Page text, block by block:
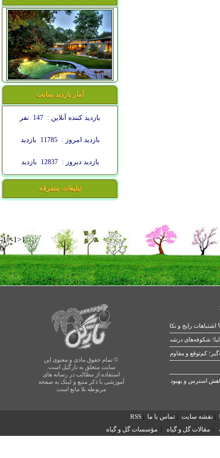
آمار بازدید سایت
بازدید کننده آنلاین : 147 نفر
بازدید امروز : 11785 بازدید
بازدید دیروز : 12837 بازدید
تبلیغات متفرقه
-1>-1>1
0
© تمام حقوق مادی و معنوی این
سایت متعلق به نارگیل است.
استفاده از مطالب در رسانه های
آموزشی با ذکر منبع و لینک به صفحه
مربوطه بلا مانع است
رایج و نکات طلایی
شکوفه‌های درشت در بهار
| نقشه سایت | تماس با ما |
RSS
| مقالات گل و گیاه | مؤسسات گل و گیاه